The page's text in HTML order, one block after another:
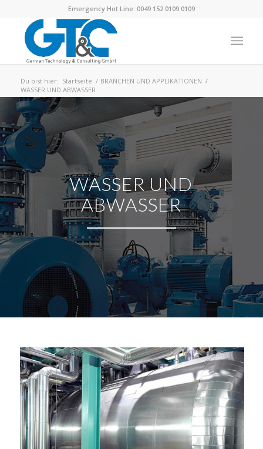
Emergency Hot Line: 0049 152 0109 0109
Du bist hier: Startseite / BRANCHEN UND APPLIKATIONEN /
WASSER UND ABWASSER
WASSER UND
ABWASSER